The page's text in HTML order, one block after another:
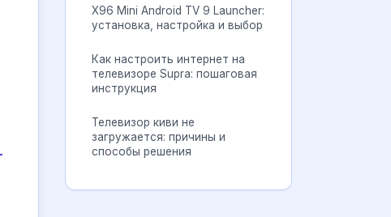
X96 Mini Android TV 9 Launcher:
установка, настройка и выбор
Как настроить интернет на
телевизоре Supra: пошаговая
инструкция
Телевизор киви не
загружается: причины и
способы решения